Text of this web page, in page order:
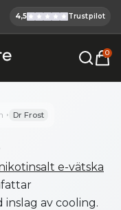
Cigge.se
4,5 Trustpilot
E-juice, Snus &
0
Dr Frost
e-vätska
av cooling.